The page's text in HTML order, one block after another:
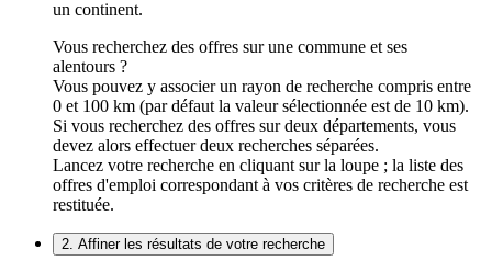
un continent.
Vous recherchez des offres sur une commune et ses
alentours ?
Vous pouvez y associer un rayon de recherche compris entre
0 et 100 km (par défaut la valeur sélectionnée est de 10 km).
Si vous recherchez des offres sur deux départements, vous
devez alors effectuer deux recherches séparées.
Lancez votre recherche en cliquant sur la loupe ; la liste des
offres d'emploi correspondant à vos critères de recherche est
restituée.
2. Affiner les résultats de votre recherche